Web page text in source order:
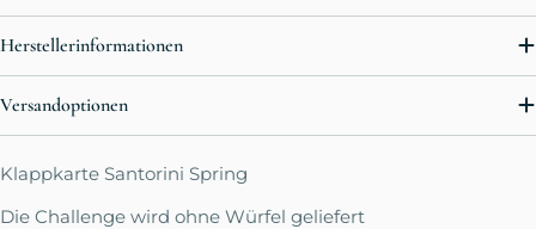
Herstellerinformationen
Versandoptionen
Klappkarte Santorini Spring
Die Challenge wird ohne Würfel geliefert